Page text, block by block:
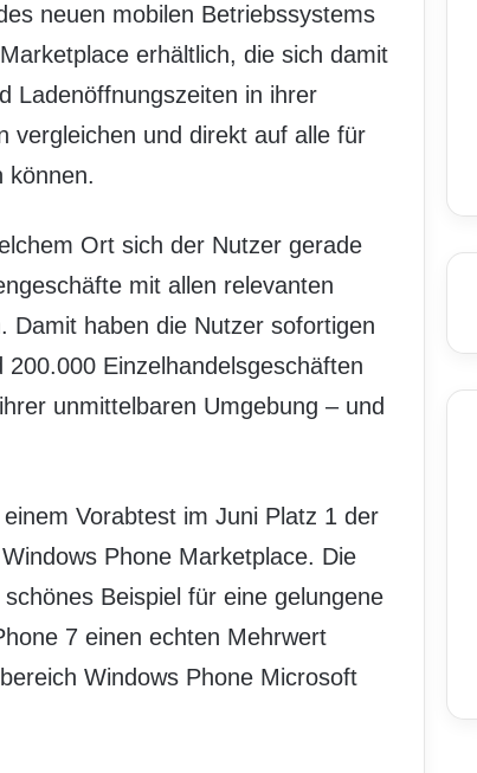
neuen mobilen Betriebssystems
erhältlich, die sich damit
Ladenöffnungszeiten in ihrer
vergleichen und direkt auf alle für
können.
Ort sich der Nutzer gerade
mit allen relevanten
Damit haben die Nutzer sofortigen
Einzelhandelsgeschäften
unmittelbaren Umgebung – und
einem Vorabtest im Juni Platz 1 der
Phone Marketplace. Die
Beispiel für eine gelungene
7 einen echten Mehrwert
Windows Phone Microsoft